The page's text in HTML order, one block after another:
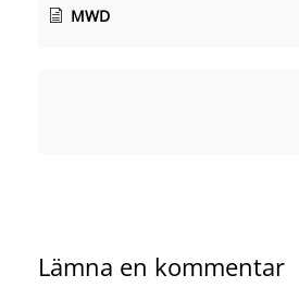
MWD
Lämna en kommentar